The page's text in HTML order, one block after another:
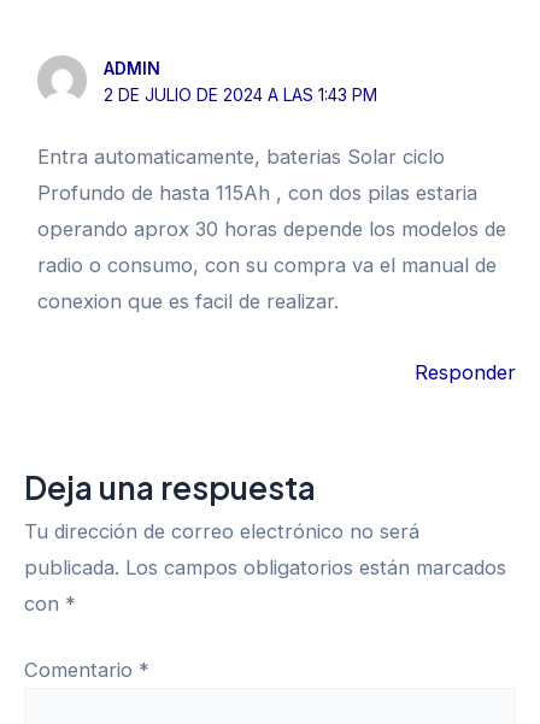
ADMIN
2 DE JULIO DE 2024 A LAS 1:43 PM
Entra automaticamente, baterias Solar ciclo
Profundo de hasta 115Ah , con dos pilas estaria
operando aprox 30 horas depende los modelos de
radio o consumo, con su compra va el manual de
conexion que es facil de realizar.
Responder
Deja una respuesta
Tu dirección de correo electrónico no será
publicada. Los campos obligatorios están marcados
con *
Comentario *